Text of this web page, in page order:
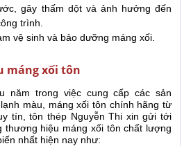
gây thấm dột và ảnh hưởng đến
trình.
vệ sinh và bảo dưỡng máng xối.
máng xối tôn
năm trong việc cung cấp các sản
màu, máng xối tôn chính hãng từ
tín, tôn thép Nguyễn Thi xin gửi tới
thương hiệu máng xối tôn chất lượng
nhất hiện nay như: